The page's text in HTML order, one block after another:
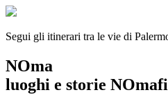
Segui gli itinerari tra le vie di
NOma
luoghi e storie